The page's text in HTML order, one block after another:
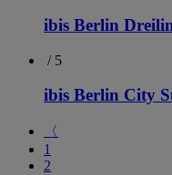
ibis Berlin
/ 5
ibis Berlin City
〈
1
2